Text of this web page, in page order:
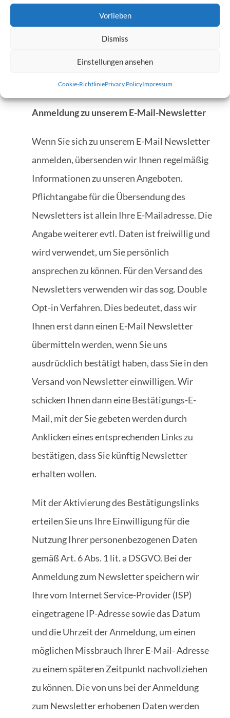
Vorlieben
Dismiss
Einstellungen ansehen
Cookie-RichtliniePrivacy PolicyImpressum
Mail-Adresse wird danach aus dem Verteiler
Eine Weitergabe an sonstige Dritte erfolgt
Anmeldung zu unserem E-Mail-Newsletter
Wenn Sie sich zu unserem E-Mail Newsletter
anmelden, übersenden wir Ihnen regelmäßig
Informationen zu unseren Angeboten.
Pflichtangabe für die Übersendung des
Newsletters ist allein Ihre E-Mailadresse. Die
Angabe weiterer evtl. Daten ist freiwillig und
wird verwendet, um Sie persönlich
ansprechen zu können. Für den Versand des
Newsletters verwenden wir das sog. Double
Opt-in Verfahren. Dies bedeutet, dass wir
Ihnen erst dann einen E-Mail Newsletter
übermitteln werden, wenn Sie uns
ausdrücklich bestätigt haben, dass Sie in den
Versand von Newsletter einwilligen. Wir
schicken Ihnen dann eine Bestätigungs-E-
Mail, mit der Sie gebeten werden durch
Anklicken eines entsprechenden Links zu
bestätigen, dass Sie künftig Newsletter
erhalten wollen.
Mit der Aktivierung des Bestätigungslinks
erteilen Sie uns Ihre Einwilligung für die
Nutzung Ihrer personenbezogenen Daten
gemäß Art. 6 Abs. 1 lit. a DSGVO. Bei der
Anmeldung zum Newsletter speichern wir
Ihre vom Internet Service-Provider (ISP)
eingetragene IP-Adresse sowie das Datum
und die Uhrzeit der Anmeldung, um einen
möglichen Missbrauch Ihrer E-Mail- Adresse
zu einem späteren Zeitpunkt nachvollziehen
zu können. Die von uns bei der Anmeldung
zum Newsletter erhobenen Daten werden